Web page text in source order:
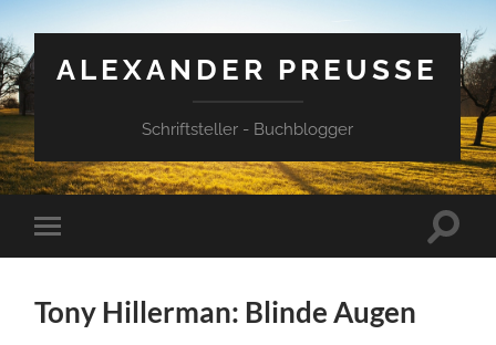
ALEXANDER PREUSSE
Schriftsteller - Buchblogger
Mobile-
Menü
Tony Hillerman: Blinde Augen